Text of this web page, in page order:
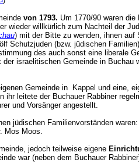
von 1793. Um 1770/90 waren
wieder willkürlich zum Nachteil der
) mit der Bitte zu wenden, ihnen
(bzw. jüdischen
des auch sonst eine liberale
israelitischen Gemeinde in
Gemeinde in Kappel und eine,
leitete der Buchauer Rabbiner
und Vorsänger angestellt.
jüdischen Familienvorständen
Mos Moos.
jedoch teilweise eigene
war (neben dem Buchauer